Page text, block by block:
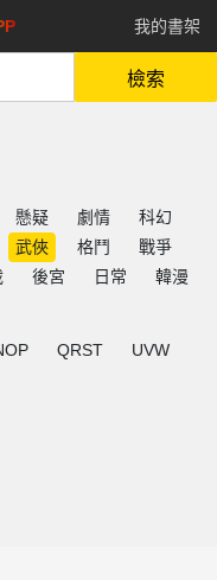
我的書架
檢索
懸疑 劇情
科幻
武俠 格鬥
戰爭
後宮 日常
韓漫
QRST
UVW